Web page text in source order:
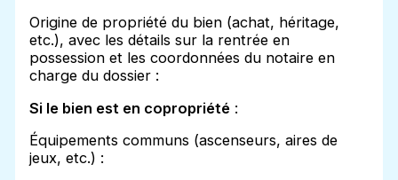
Origine de propriété du bien (achat, héritage,
etc.), avec les détails sur la rentrée en
possession et les coordonnées du notaire en
charge du dossier :
Si le bien est en copropriété :
Équipements communs (ascenseurs, aires de
jeux, etc.) :